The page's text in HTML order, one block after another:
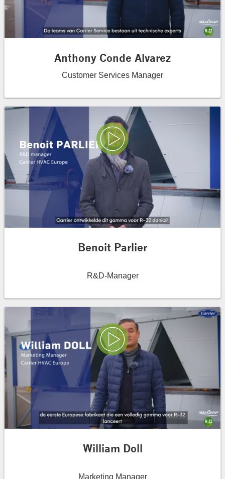
Anthony Conde Alvarez
Customer Services Manager
Play Video
Benoit Parlier
R&D-Manager
Play Video
William Doll
Marketing Manager